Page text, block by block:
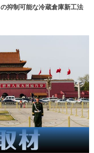
抑制可能な冷蔵倉庫新工法